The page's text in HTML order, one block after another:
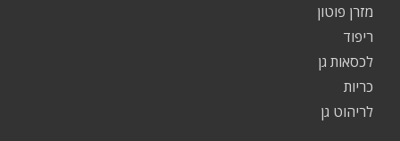
מזרן פוטון
ריפוד
לכסאות גן
כריות
לריהוט גן